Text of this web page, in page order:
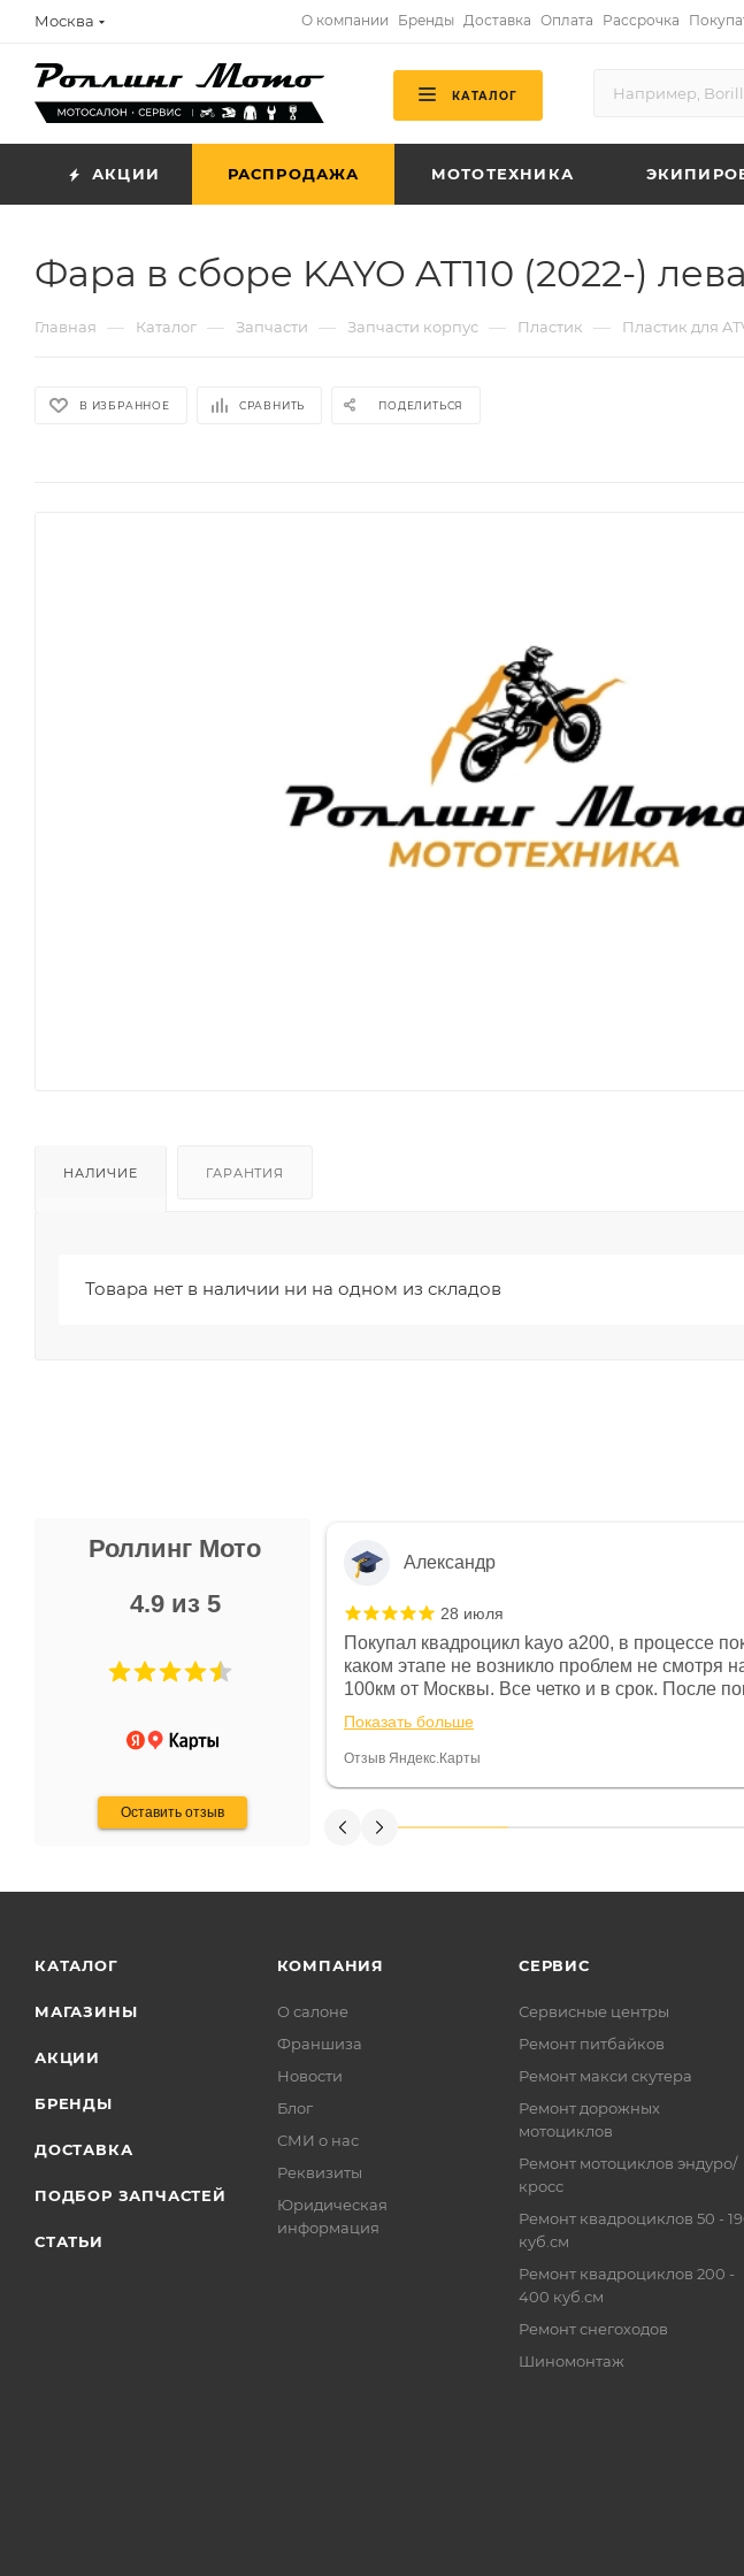
Москва О компании Бренды Доставка Оплата Рассрочка
КАТАЛОГ
АКЦИИ РАСПРОДАЖА МОТОТЕХНИКА
Фара в сборе KAYO AT110 (2022-)
Главная — Каталог — Запчасти — Запчасти корпус — Пластик — Пластик для
В ИЗБРАННОЕ СРАВНИТЬ ПОДЕЛИТЬСЯ
НАЛИЧИЕ ГАРАНТИЯ
Товара нет в наличии ни на одном из складов
Роллинг Мото
4.9 из 5
Оставить отзыв
Не понравились условия
и дают только на год)
Александр
28 июля
Покупал квадроцикл kayo a200, в процессе
каком этапе не возникло проблем не смотря
100км от Москвы. Все четко и в срок. После
спидометре всегда был 0, при этом
постоянно были на связи и в итоге проблема
Считаю, что это говорит о небезразличии к
Показать больше
Отзыв Яндекс.Карты
КАТАЛОГ
МАГАЗИНЫ
АКЦИИ
БРЕНДЫ
ДОСТАВКА
ПОДБОР ЗАПЧАСТЕЙ
СТАТЬИ
КОМПАНИЯ
О салоне
Франшиза
Новости
Блог
СМИ о нас
Реквизиты
Юридическая
информация
СЕРВИС
Сервисные центры
Ремонт питбайков
Ремонт макси скутера
Ремонт дорожных
мотоциклов
Ремонт мотоциклов эндуро/
кросс
Ремонт квадроциклов 50 -
куб.см
Ремонт квадроциклов 200 -
400 куб.см
Ремонт снегоходов
Шиномонтаж